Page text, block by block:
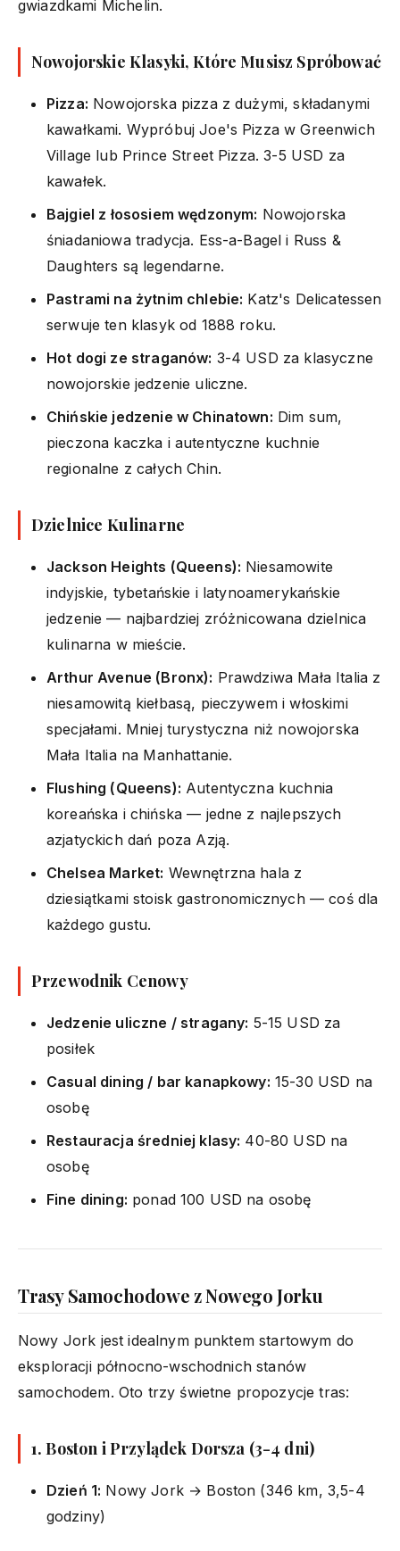
gwiazdkami Michelin.
Nowojorskie Klasyki, Które Musisz Spróbować
Pizza: Nowojorska pizza z dużymi, składanymi
kawałkami. Wypróbuj Joe's Pizza w Greenwich
Village lub Prince Street Pizza. 3-5 USD za
kawałek.
Bajgiel z łososiem wędzonym: Nowojorska
śniadaniowa tradycja. Ess-a-Bagel i Russ &
Daughters są legendarne.
Pastrami na żytnim chlebie: Katz's Delicatessen
serwuje ten klasyk od 1888 roku.
Hot dogi ze straganów: 3-4 USD za klasyczne
nowojorskie jedzenie uliczne.
Chińskie jedzenie w Chinatown: Dim sum,
pieczona kaczka i autentyczne kuchnie
regionalne z całych Chin.
Dzielnice Kulinarne
Jackson Heights (Queens): Niesamowite
indyjskie, tybetańskie i latynoamerykańskie
jedzenie — najbardziej zróżnicowana dzielnica
kulinarna w mieście.
Arthur Avenue (Bronx): Prawdziwa Mała Italia z
niesamowitą kiełbasą, pieczywem i włoskimi
specjałami. Mniej turystyczna niż nowojorska
Mała Italia na Manhattanie.
Flushing (Queens): Autentyczna kuchnia
koreańska i chińska — jedne z najlepszych
azjatyckich dań poza Azją.
Chelsea Market: Wewnętrzna hala z
dziesiątkami stoisk gastronomicznych — coś dla
każdego gustu.
Przewodnik Cenowy
Jedzenie uliczne / stragany: 5-15 USD za
posiłek
Casual dining / bar kanapkowy: 15-30 USD na
osobę
Restauracja średniej klasy: 40-80 USD na
osobę
Fine dining: ponad 100 USD na osobę
Trasy Samochodowe z Nowego Jorku
Nowy Jork jest idealnym punktem startowym do
eksploracji północno-wschodnich stanów
samochodem. Oto trzy świetne propozycje tras:
1. Boston i Przylądek Dorsza (3-4 dni)
Dzień 1: Nowy Jork → Boston (346 km, 3,5-4
godziny)